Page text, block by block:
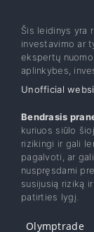
Šis leidinys yra
investavimo ar
ekspertų
aplinkybes,
Unofficial
Bendrasis
kuriuos siūlo
rizikingi ir gali
pagalvoti, ar
nuspręsdami
susijusią riziką
patirties lygį.
Olymptrade